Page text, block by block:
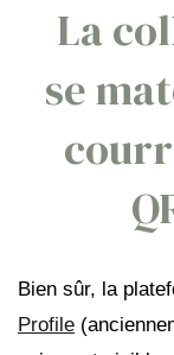
La
se
Bien sûr, la
Profile